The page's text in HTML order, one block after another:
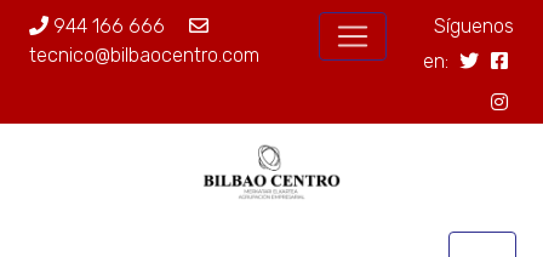
944 166 666
tecnico@bilbaocentro.com
Síguenos
en: